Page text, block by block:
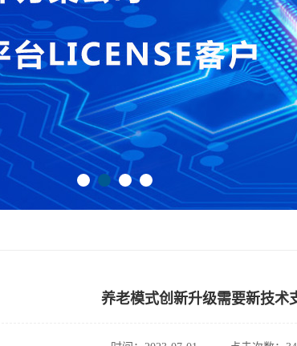
养老模式创新升级需要新技术